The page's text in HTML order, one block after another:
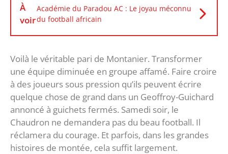
À
voir
Académie du Paradou AC : Le joyau méconnu
du football africain
‎Voilà le véritable pari de Montanier. Transformer
une équipe diminuée en groupe affamé. Faire croire
à des joueurs sous pression qu’ils peuvent écrire
quelque chose de grand dans un Geoffroy-Guichard
annoncé à guichets fermés.‎ Samedi soir, le
Chaudron ne demandera pas du beau football. Il
réclamera du courage. Et parfois, dans les grandes
histoires de montée, cela suffit largement.